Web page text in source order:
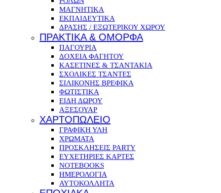
ΜΑΓΝΗΤΙΚΑ
ΕΚΠΑΙΔΕΥΤΙΚΑ
ΔΡΑΣΗΣ / ΕΞΩΤΕΡΙΚΟΥ ΧΩΡΟΥ
ΠΡΑΚΤΙΚΑ & ΟΜΟΡΦΑ
ΠΑΓΟΥΡΙΑ
ΔΟΧΕΙΑ ΦΑΓΗΤΟΥ
ΚΑΣΕΤΙΝΕΣ & ΤΣΑΝΤΑΚΙΑ
ΣΧΟΛΙΚΕΣ ΤΣΑΝΤΕΣ
ΣΙΛΙΚΟΝΗΣ ΒΡΕΦΙΚΑ
ΦΩΤΙΣΤΙΚΑ
ΕΙΔΗ ΔΩΡΟΥ
ΑΞΕΣΟΥΑΡ
ΧΑΡΤΟΠΩΛΕΙΟ
ΓΡΑΦΙΚΗ ΥΛΗ
ΧΡΩΜΑΤΑ
ΠΡΟΣΚΛΗΣΕΙΣ PARTY
ΕΥΧΕΤΗΡΙΕΣ ΚΑΡΤΕΣ
NOTEBOOKS
ΗΜΕΡΟΛΟΓΙΑ
ΑΥΤΟΚΟΛΛΗΤΑ